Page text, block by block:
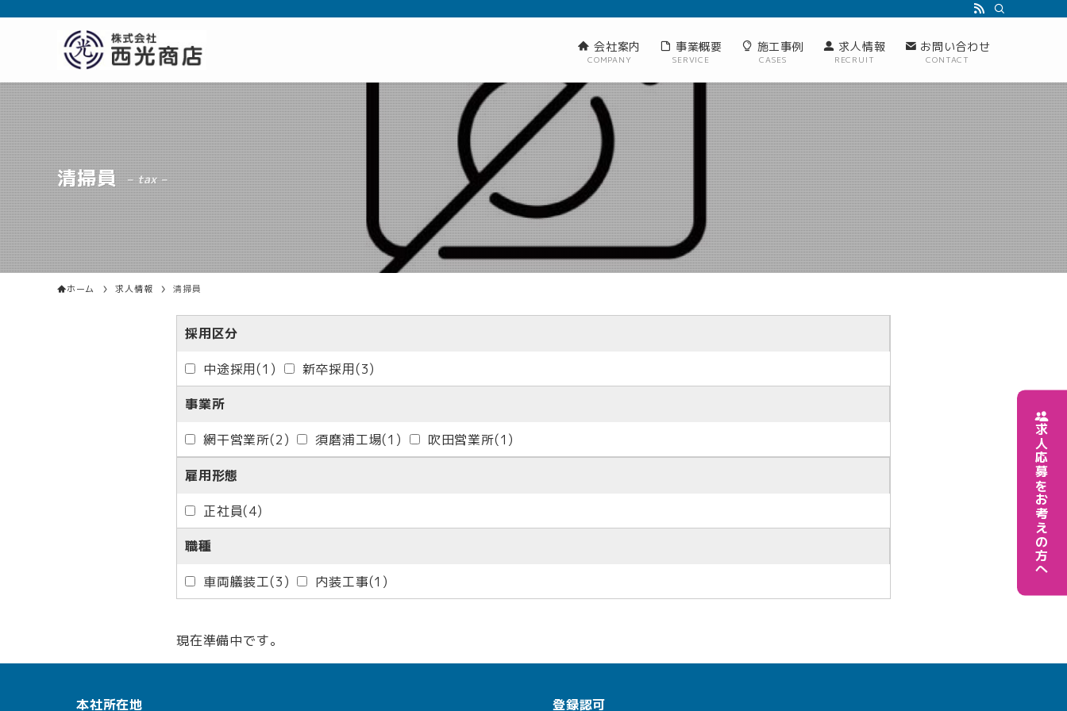
会社案内
COMPANY
事業概要
SERVICE
施工事例
CASES
求人情報
RECRUIT
お問い合わせ
CONTACT
清掃員 – tax –
ホーム 求人情報 清掃員
採用区分
中途採用(1) 新卒採用(3)
事業所
網干営業所(2) 須磨浦工場(1) 吹田営業所(1)
雇用形態
正社員(4)
職種
車両艤装工(3) 内装工事(1)
現在準備中です。
求人応募をお考えの方へ
本社所在地 登録認可